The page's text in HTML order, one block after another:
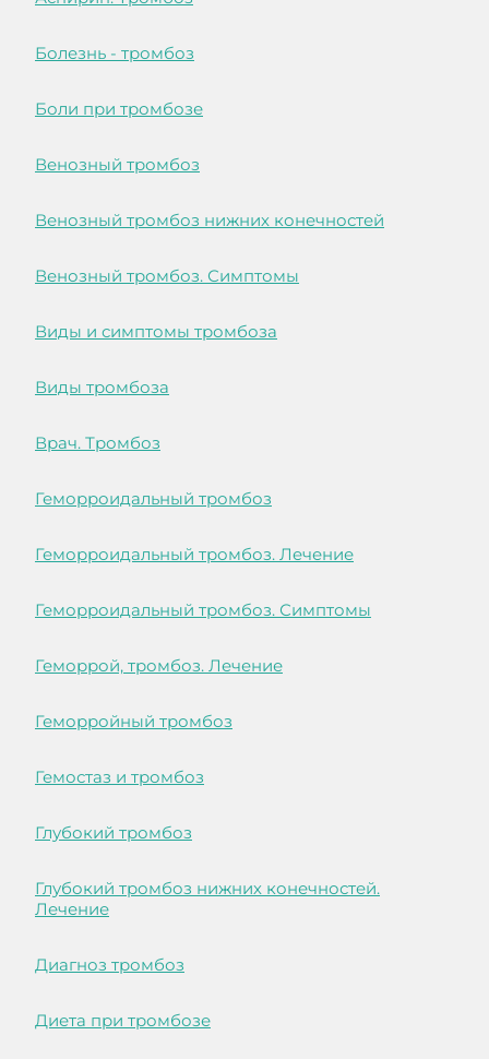
Болезнь - тромбоз
Боли при тромбозе
Венозный тромбоз
Венозный тромбоз нижних конечностей
Венозный тромбоз. Симптомы
Виды и симптомы тромбоза
Виды тромбоза
Врач. Тромбоз
Геморроидальный тромбоз
Геморроидальный тромбоз. Лечение
Геморроидальный тромбоз. Симптомы
Геморрой, тромбоз. Лечение
Геморройный тромбоз
Гемостаз и тромбоз
Глубокий тромбоз
Глубокий тромбоз нижних конечностей.
Лечение
Диагноз тромбоз
Диета при тромбозе